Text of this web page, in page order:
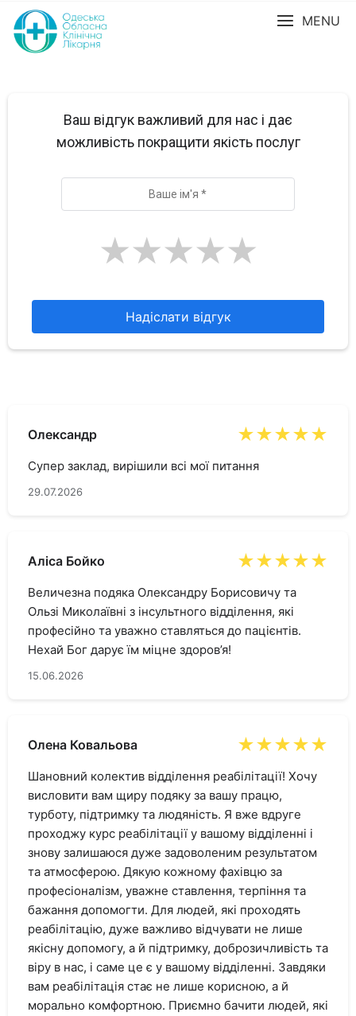
MENU
Ваш відгук важливий для нас і дає
можливість покращити якість послуг
★
★
★
★
★
Надіслати відгук
Олександр ★★★★★
Супер заклад, вирішили всі мої питання
29.07.2026
Аліса Бойко ★★★★★
Величезна подяка Олександру Борисовичу та
Ользі Миколаївні з інсультного відділення, які
професійно та уважно ставляться до пацієнтів.
Нехай Бог дарує їм міцне здоров’я!
15.06.2026
Олена Ковальова ★★★★★
Шановний колектив відділення реабілітації! Хочу
висловити вам щиру подяку за вашу працю,
турботу, підтримку та людяність. Я вже вдруге
проходжу курс реабілітації у вашому відділенні і
знову залишаюся дуже задоволеним результатом
та атмосферою. Дякую кожному фахівцю за
професіоналізм, уважне ставлення, терпіння та
бажання допомогти. Для людей, які проходять
реабілітацію, дуже важливо відчувати не лише
якісну допомогу, а й підтримку, доброзичливість та
віру в нас, і саме це є у вашому відділенні. Завдяки
вам реабілітація стає не лише корисною, а й
морально комфортною. Приємно бачити людей, які